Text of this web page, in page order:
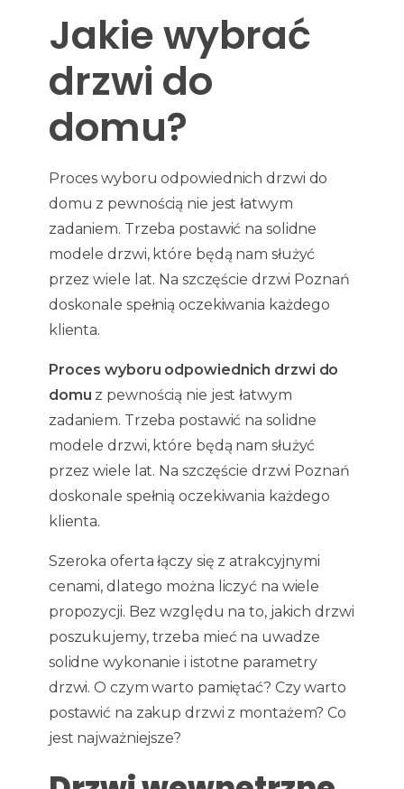
Jakie wybrać
drzwi do
domu?
Proces wyboru odpowiednich drzwi do
domu z pewnością nie jest łatwym
zadaniem. Trzeba postawić na solidne
modele drzwi, które będą nam służyć
przez wiele lat. Na szczęście drzwi Poznań
doskonale spełnią oczekiwania każdego
klienta.
Proces wyboru odpowiednich drzwi do
domu z pewnością nie jest łatwym
zadaniem. Trzeba postawić na solidne
modele drzwi, które będą nam służyć
przez wiele lat. Na szczęście drzwi Poznań
doskonale spełnią oczekiwania każdego
klienta.
Szeroka oferta łączy się z atrakcyjnymi
cenami, dlatego można liczyć na wiele
propozycji. Bez względu na to, jakich drzwi
poszukujemy, trzeba mieć na uwadze
solidne wykonanie i istotne parametry
drzwi. O czym warto pamiętać? Czy warto
postawić na zakup drzwi z montażem? Co
jest najważniejsze?